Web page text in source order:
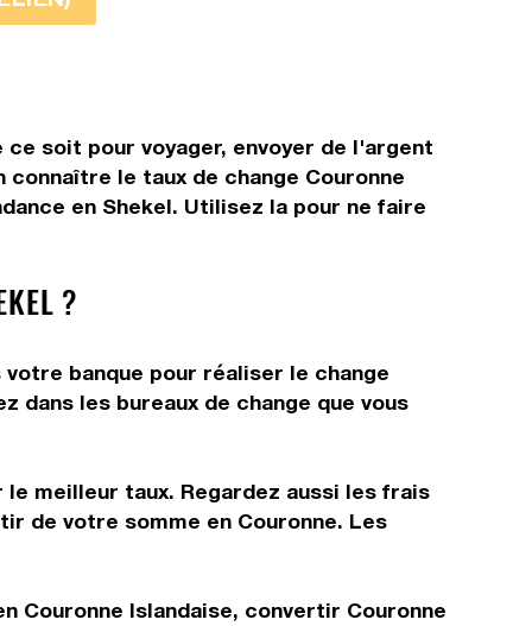
ce soit pour voyager, envoyer de l'argent
le taux de change Couronne
en Shekel. Utilisez la pour ne faire
?
banque pour réaliser le change
dans les bureaux de change que vous
meilleur taux. Regardez aussi les frais
de votre somme en Couronne. Les
Couronne Islandaise, convertir Couronne